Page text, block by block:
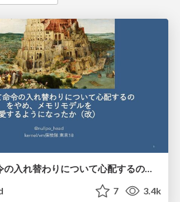
いかにして命令の入れ替わりについて心配するのをやめ、メモリモデルを 愛するようになったか（改）
7 3.4k